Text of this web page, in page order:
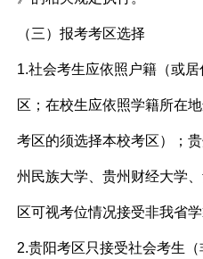
（三）报考考区选择
1.社会考生应依照户籍（或
区；在校生应依照学籍所在
考区的须选择本校考区）；
州民族大学、贵州财经大学
区可视考位情况接受非我省
2.贵阳考区只接受社会考生（